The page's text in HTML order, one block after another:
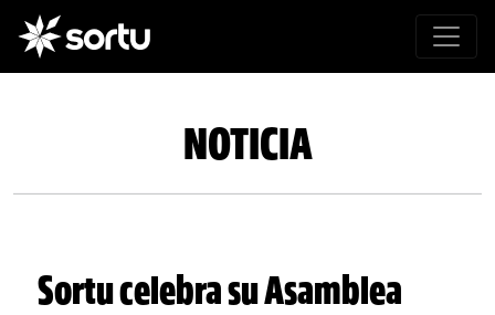
NOTICIA
Sortu celebra su Asamblea